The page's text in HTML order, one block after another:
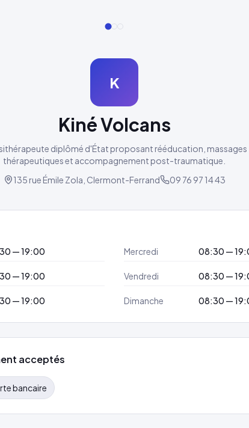
K
Kiné Volcans
diplômé d'État proposant rééducation, massages
thérapeutiques et accompagnement post-traumatique.
135 rue Émile Zola, Clermont-Ferrand
09 76 97 14 43
— 19:00 Mercredi 08:30 —
— 19:00 Vendredi 08:30 —
— 19:00 Dimanche 08:30 —
acceptés
bancaire